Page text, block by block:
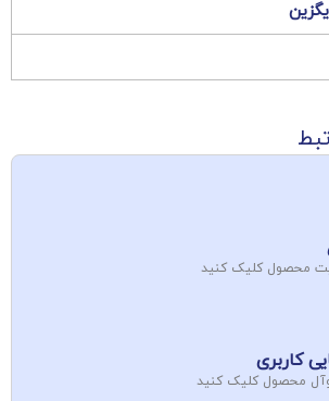
محصول کلیک کنید
کاربری
محصول کلیک کنید